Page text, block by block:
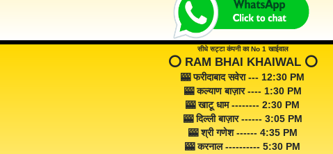
सीधे सट्टा कंपनी का No 1 खाईवाल
⭕️ RAM BHAI KHAIWAL ⭕️
🎰 फरीदाबाद सवेरा --- 12:30 PM
🎰 कल्याण बाज़ार ---- 1:30 PM
🎰 खाटू धाम -------- 2:30 PM
🎰 दिल्ली बाज़ार ------ 3:05 PM
🎰 श्री गणेश ------ 4:35 PM
🎰 करनाल ---------- 5:30 PM